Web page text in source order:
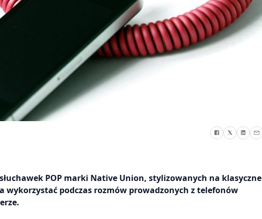
POP marki Native Union, stylizowanych na klasyczne
podczas rozmów prowadzonych z telefonów